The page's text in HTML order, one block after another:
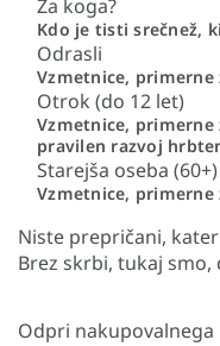
Za koga?
Kdo je tisti srečnež,
Odrasli
Vzmetnice, primerne
Otrok (do 12 let)
Vzmetnice,
pravilen razvoj
Starejša oseba (60+)
Vzmetnice, primerne
Niste prepričani,
Brez skrbi, tukaj
Odpri